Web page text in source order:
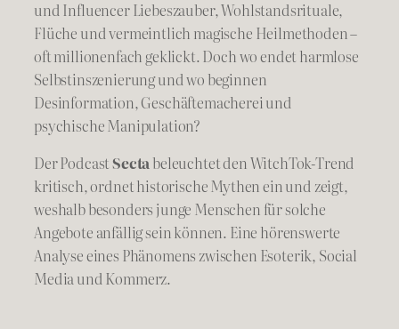
und Influencer Liebeszauber, Wohlstandsrituale,
Flüche und vermeintlich magische Heilmethoden –
oft millionenfach geklickt. Doch wo endet harmlose
Selbstinszenierung und wo beginnen
Desinformation, Geschäftemacherei und
psychische Manipulation?
Der PodcastSectabeleuchtet den WitchTok-Trend
kritisch, ordnet historische Mythen ein und zeigt,
weshalb besonders junge Menschen für solche
Angebote anfällig sein können. Eine hörenswerte
Analyse eines Phänomens zwischen Esoterik, Social
Media und Kommerz.